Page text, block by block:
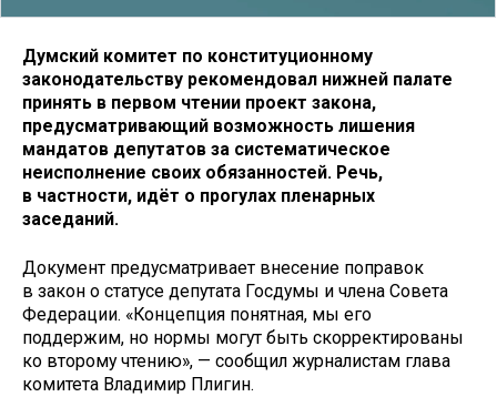
Думский комитет по конституционному
законодательству рекомендовал нижней палате
принять в первом чтении проект закона,
предусматривающий возможность лишения
мандатов депутатов за систематическое
неисполнение своих обязанностей. Речь,
в частности, идёт о прогулах пленарных
заседаний.
Документ предусматривает внесение поправок
в закон о статусе депутата Госдумы и члена Совета
Федерации. «Концепция понятная, мы его
поддержим, но нормы могут быть скорректированы
ко второму чтению», — сообщил журналистам глава
комитета Владимир Плигин.